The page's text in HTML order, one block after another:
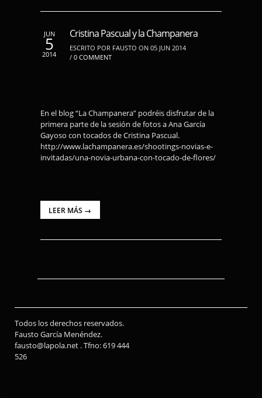
JUN
5
2014
Cristina Pascual y la Champanera
ESCRITO POR FAUSTO ON 05 JUN 2014
/ 0 COMMENT
En el blog “La Champanera” podréis disfrutar de la
primera parte de la sesión de fotos a Ana García
Gayoso con tocados de Cristina Pascual.
http://www.lachampanera.es/shootings-novias-e-
invitadas/una-novia-urbana-con-tocado-de-flores/
LEER MÁS →
Todos los derechos reservados.
Fausto García Menéndez.
fausto@lapola.net . Tfno: 619 444
526